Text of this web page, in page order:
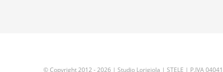
© Copyright 2012 -2026 | Studio Lorigiola | STELE | P.IVA